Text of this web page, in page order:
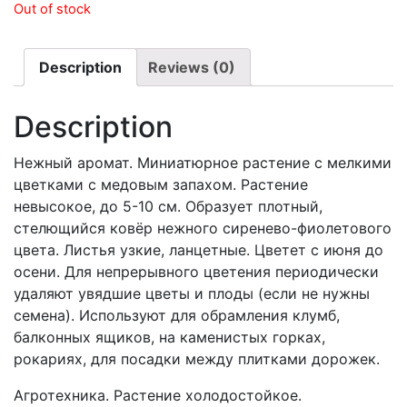
Out of stock
Description Reviews (0)
Description
Нежный аромат. Миниатюрное растение с мелкими
цветками с медовым запахом. Растение
невысокое, до 5-10 см. Образует плотный,
стелющийся ковёр нежного сиренево-фиолетового
цвета. Листья узкие, ланцетные. Цветет с июня до
осени. Для непрерывного цветения периодически
удаляют увядшие цветы и плоды (если не нужны
семена). Используют для обрамления клумб,
балконных ящиков, на каменистых горках,
рокариях, для посадки между плитками дорожек.
Агротехника. Растение холодостойкое.